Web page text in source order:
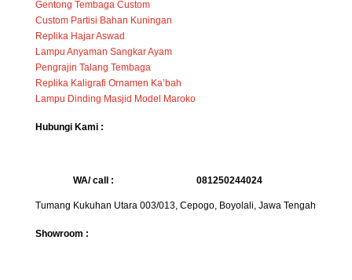
Gentong Tembaga Custom
Custom Partisi Bahan Kuningan
Replika Hajar Aswad
Lampu Anyaman Sangkar Ayam
Pengrajin Talang Tembaga
Replika Kaligrafi Ornamen Ka’bah
Lampu Dinding Masjid Model Maroko
Hubungi Kami :
WA/ call : 081250244024
Tumang Kukuhan Utara 003/013, Cepogo, Boyolali, Jawa Tengah
Showroom :